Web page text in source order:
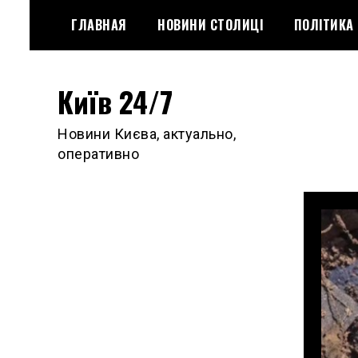
content
ГЛАВНАЯ НОВИНИ СТОЛИЦІ ПОЛІТИКА
Київ 24/7
Новини Києва, актуально,
оперативно